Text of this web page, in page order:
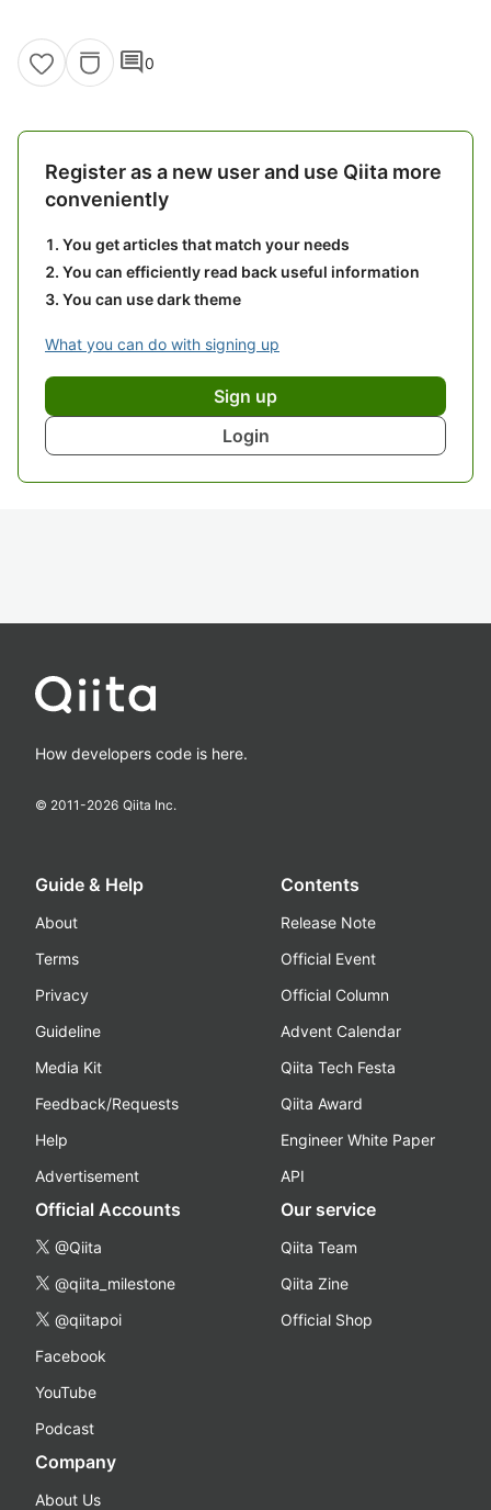
comment0
Register as a new user and use Qiita more
conveniently
You get articles that match your needs
You can efficiently read back useful information
You can use dark theme
What you can do with signing up
Sign up
Login
How developers code is here.
© 2011-2026 Qiita Inc.
Guide & Help
About
Terms
Privacy
Guideline
Media Kit
Feedback/Requests
Help
Advertisement
Contents
Release Note
Official Event
Official Column
Advent Calendar
Qiita Tech Festa
Qiita Award
Engineer White Paper
API
Official Accounts
@Qiita
@qiita_milestone
@qiitapoi
Facebook
YouTube
Podcast
Our service
Qiita Team
Qiita Zine
Official Shop
Company
About Us